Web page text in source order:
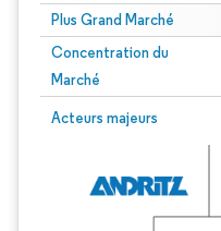
Plus Grand Marché
Concentration du
Marché
Acteurs majeurs
Image © Mordor Intelligence.